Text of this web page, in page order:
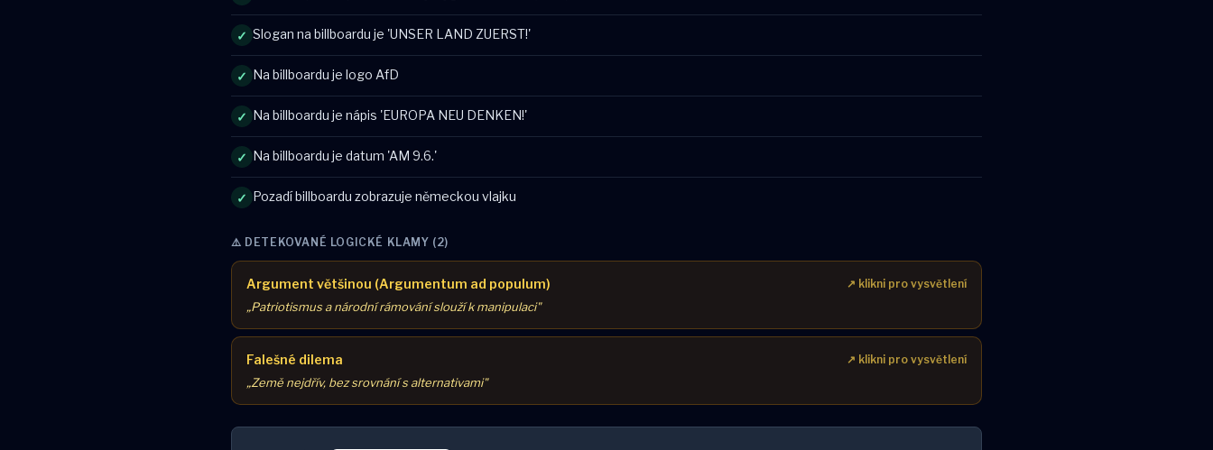
✓ Slogan na billboardu je 'UNSER LAND ZUERST!'
✓ Na billboardu je logo AfD
✓ Na billboardu je nápis 'EUROPA NEU DENKEN!'
✓ Na billboardu je datum 'AM 9.6.'
✓ Pozadí billboardu zobrazuje německou vlajku
⚠️ DETEKOVANÉ LOGICKÉ KLAMY (2)
Argument většinou (Argumentum ad populum) ↗ klikni pro vysvětlení
„Patriotismus a národní rámování slouží k manipulaci"
Falešné dilema ↗ klikni pro vysvětlení
„Země nejdřív, bez srovnání s alternativami"